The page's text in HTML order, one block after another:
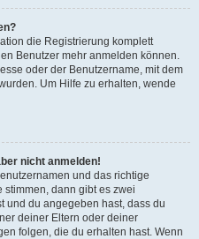
die Registrierung komplett
Benutzer mehr anmelden können.
oder der Benutzername, mit dem
Um Hilfe zu erhalten, wende
nicht anmelden!
und das richtige
stimmen, dann gibt es zwei
und du angegeben hast, dass du
deiner Eltern oder deiner
folgen, die du erhalten hast. Wenn